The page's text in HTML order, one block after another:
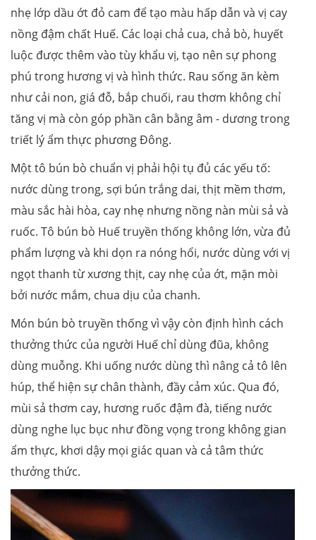
nhẹ lớp dầu ớt đỏ cam để tạo màu hấp dẫn và vị cay
nồng đậm chất Huế. Các loại chả cua, chả bò, huyết
luộc được thêm vào tùy khẩu vị, tạo nên sự phong
phú trong hương vị và hình thức. Rau sống ăn kèm
như cải non, giá đỗ, bắp chuối, rau thơm không chỉ
tăng vị mà còn góp phần cân bằng âm - dương trong
triết lý ẩm thực phương Đông.
Một tô bún bò chuẩn vị phải hội tụ đủ các yếu tố:
nước dùng trong, sợi bún trắng dai, thịt mềm thơm,
màu sắc hài hòa, cay nhẹ nhưng nồng nàn mùi sả và
ruốc. Tô bún bò Huế truyền thống không lớn, vừa đủ
phẩm lượng và khi dọn ra nóng hổi, nước dùng với vị
ngọt thanh từ xương thịt, cay nhẹ của ớt, mặn mòi
bởi nước mắm, chua dịu của chanh.
Món bún bò truyền thống vì vậy còn định hình cách
thưởng thức của người Huế chỉ dùng đũa, không
dùng muỗng. Khi uống nước dùng thì nâng cả tô lên
húp, thể hiện sự chân thành, đầy cảm xúc. Qua đó,
mùi sả thơm cay, hương ruốc đậm đà, tiếng nước
dùng nghe lục bục như đồng vọng trong không gian
ẩm thực, khơi dậy mọi giác quan và cả tâm thức
thưởng thức.